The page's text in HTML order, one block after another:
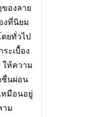
องลาย
งที่นิยม
ยทั่วไป
ระเบื้อง
ให้ความ
ชื่นผ่อน
หมือนอยู่
าม